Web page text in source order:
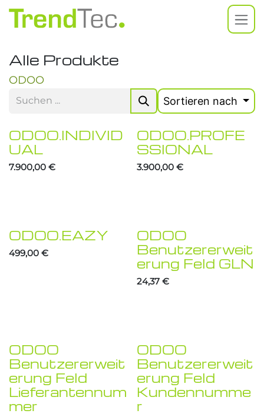
Zum Inhalt springen
Alle Produkte
ODOO
Sortieren nach
ODOO.INDIVID
UAL
7.900,00 €
Neu!
ODOO.PROFE
SSIONAL
3.900,00€
ODOO.EAZY
499,00 €
ODOO
Benutzererweit
erung Feld GLN
24,37€
Jetzt reduziert!
ODOO
Benutzererweit
erung Feld
Lieferantennum
mer
Jetzt reduziert!
ODOO
Benutzererweit
erung Feld
Kundennumme
r